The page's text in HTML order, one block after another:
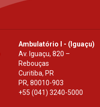
Ambulatório I - (Iguaçu)
Av. Iguaçu, 820 –
Rebouças
Curitiba, PR
PR, 80010-903
+55 (041) 3240-5000